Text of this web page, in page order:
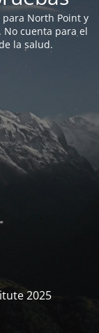
para North Point y
cuenta para el
la salud.
2025